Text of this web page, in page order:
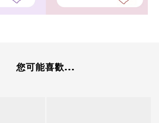
您可能喜歡...